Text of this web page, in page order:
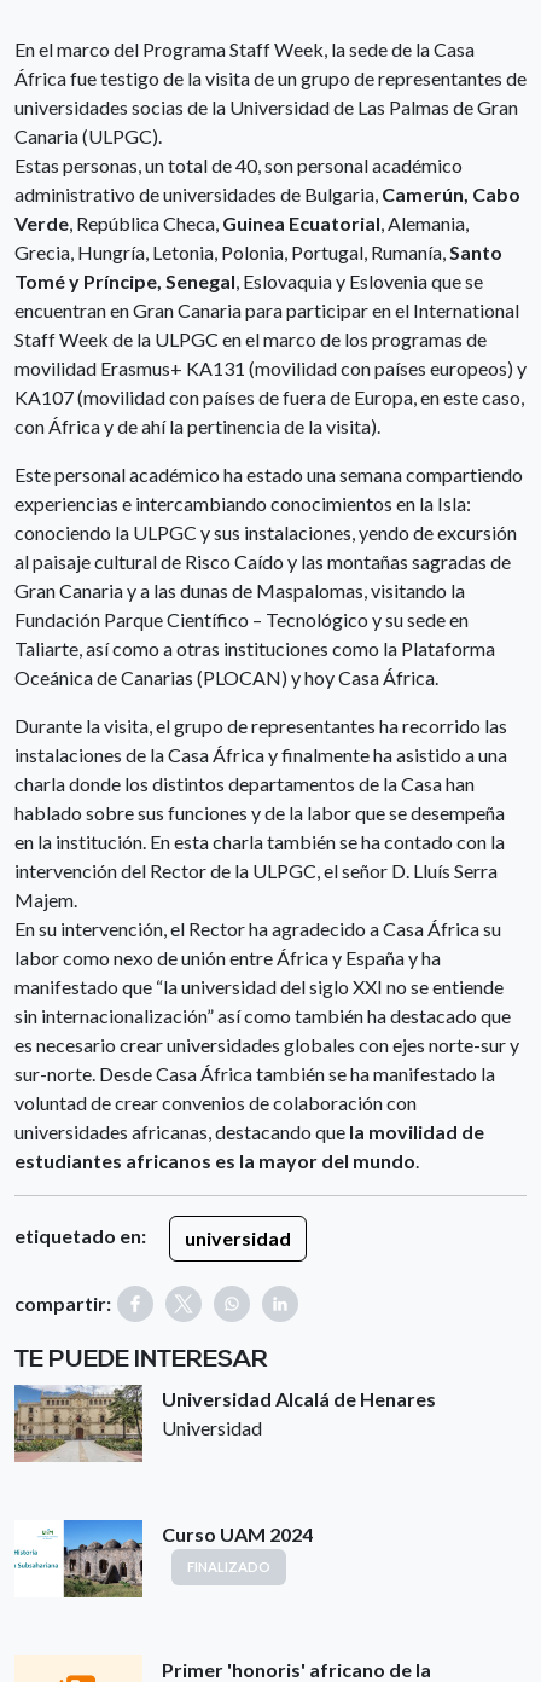
En el marco del Programa Staff Week, la sede de la Casa
África fue testigo de la visita de un grupo de representantes de
universidades socias de la Universidad de Las Palmas de Gran
Canaria (ULPGC).
Estas personas, un total de 40, son personal académico
administrativo de universidades de Bulgaria, Camerún, Cabo
Verde, República Checa, Guinea Ecuatorial, Alemania,
Grecia, Hungría, Letonia, Polonia, Portugal, Rumanía,Santo
Tomé y Príncipe, Senegal, Eslovaquia y Eslovenia que se
encuentran en Gran Canaria para participar en el International
Staff Week de la ULPGC en el marco de los programas de
movilidad Erasmus+ KA131 (movilidad con países europeos) y
KA107 (movilidad con países de fuera de Europa, en este caso,
con África y de ahí la pertinencia de la visita).
Este personal académico ha estado una semana compartiendo
experiencias e intercambiando conocimientos en la Isla:
conociendo la ULPGC y sus instalaciones, yendo de excursión
al paisaje cultural de Risco Caído y las montañas sagradas de
Gran Canaria y a las dunas de Maspalomas, visitando la
Fundación Parque Científico – Tecnológico y su sede en
Taliarte, así como a otras instituciones como la Plataforma
Oceánica de Canarias (PLOCAN) y hoy Casa África.
Durante la visita, el grupo de representantes ha recorrido las
instalaciones de la Casa África y finalmente ha asistido a una
charla donde los distintos departamentos de la Casa han
hablado sobre sus funciones y de la labor que se desempeña
en la institución. En esta charla también se ha contado con la
intervención del Rector de la ULPGC, el señor D. Lluís Serra
Majem.
En su intervención, el Rector ha agradecido a Casa África su
labor como nexo de unión entre África y España y ha
manifestado que “la universidad del siglo XXI no se entiende
sin internacionalización” así como también ha destacado que
es necesario crear universidades globales con ejes norte-sur y
sur-norte. Desde Casa África también se ha manifestado la
voluntad de crear convenios de colaboración con
universidades africanas, destacando que la movilidad de
estudiantes africanos es la mayor del mundo.
etiquetado en: universidad
compartir:
TE PUEDE INTERESAR
Universidad Alcalá de Henares
Universidad
Curso UAM 2024
FINALIZADO
Primer 'honoris' africano de la